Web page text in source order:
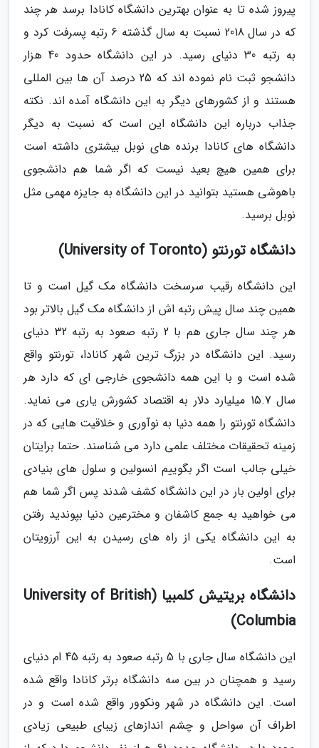
پیروز شده تا به عنوان بهترین دانشگاه کانادا برسد هر چند
که در سال 2018 نسبت به سال گذشته 6 رتبه پسرفت کرد و
به رتبه 30 دنیای رسید. در این دانشگاه حدود 40 هزار
دانشجو ثبت نام نموده اند که 25 درصد آن ها بین المللی
هستند و از کشورهای دیگر به این دانشگاه آمده اند. نکته
جذاب درباره این دانشگاه این است که نسبت به دیگر
دانشگاه های کانادا برنده های نوبل بیشتری داشته است
برای همین هیچ بعید نیست که اگر شما هم دانشجوی
باهوشی هستید بتوانید در این دانشگاه به جایزه مهمی مثل
نوبل برسید.
دانشگاه تورنتو (University of Toronto)
این دانشگاه رقیب سرسخت دانشگاه مک گیل است و تا
همین چند سال پیش رتبه اش از دانشگاه مک گیل بالاتر بود
هر چند سال جاری هم با 2 رتبه صعود به رتبه 32 دنیای
رسید. این دانشگاه در بزرگ ترین شهر کانادا، تورنتو واقع
شده است و با این همه دانشجوی خارجی ای که دارد هر
سال 15.7 میلیارد دلار به اقتصاد کشورش یاری می نماید.
دانشگاه تورنتو را همه دنیا به نوآوری و خلاقیت هایی که در
زمینه تحقیقات مختلف علمی دارد می شناسند. حتما برایتان
خیلی جالب است اگر بگوییم انسولین و سلول های بنیادی
برای اولین بار در این دانشگاه کشف شدند پس اگر شما هم
می خواهید به جمع کاشفان و مخترعین دنیا بپوندید رفتن
به این دانشگاه یکی از راه های رسیدن به این آرزویتان
است.
دانشگاه بریتیش کلمبیا (University of British
Columbia)
این دانشگاه سال جاری با 5 رتبه صعود به رتبه 45 ام دنیای
رسید و همچنان در بین سه دانشگاه برتر کانادا واقع شده
است. این دانشگاه در شهر ونکوور واقع شده است و در
اطراف آن سواحل و چشم اندازهای زیبای طبیعی زیادی